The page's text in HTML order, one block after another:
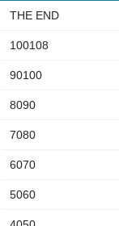
THE END
100108
90100
8090
7080
6070
5060